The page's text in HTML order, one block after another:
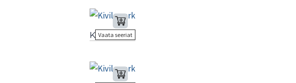
Kivila park
Vaata seeriat